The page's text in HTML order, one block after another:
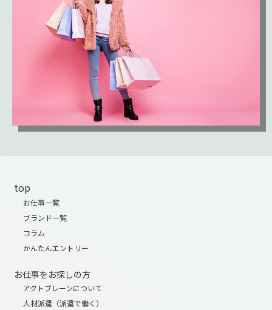
top
お仕事一覧
ブランド一覧
コラム
かんたんエントリー
お仕事をお探しの方
アクトブレーンについて
人材派遣（派遣で働く）